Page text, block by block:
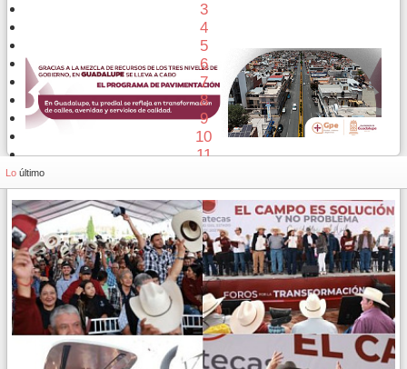
3
4
5
6
7
8
9
10
11
Lo último